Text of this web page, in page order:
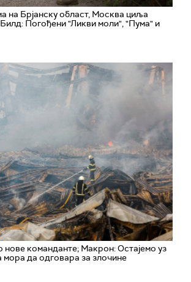
на Брјанску област, Москва циља
Погођени "Ликви моли", "Пума" и
нове команданте; Макрон: Остајемо уз
мора да одговара за злочине